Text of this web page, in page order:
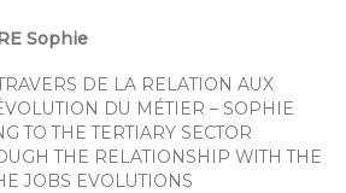
Sophie
DE LA RELATION AUX
DU MÉTIER – SOPHIE
TO THE TERTIARY SECTOR
THE RELATIONSHIP WITH THE
JOBS EVOLUTIONS